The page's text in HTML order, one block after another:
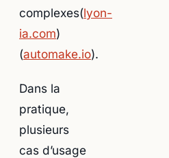
complexes(lyon-
ia.com)
(automake.io).
Dans la
pratique,
plusieurs
cas d’usage